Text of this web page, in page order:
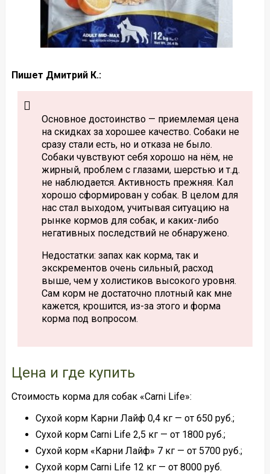
Пишет Дмитрий К.:
Основное достоинство — приемлемая цена
на скидках за хорошее качество. Собаки не
сразу стали есть, но и отказа не было.
Собаки чувствуют себя хорошо на нём, не
жирный, проблем с глазами, шерстью и т.д.
не наблюдается. Активность прежняя. Кал
хорошо сформирован у собак. В целом для
нас стал выходом, учитывая ситуацию на
рынке кормов для собак, и каких-либо
негативных последствий не обнаружено.
Недостатки: запах как корма, так и
экскрементов очень сильный, расход
выше, чем у холистиков высокого уровня.
Сам корм не достаточно плотный как мне
кажется, крошится, из-за этого и форма
корма под вопросом.
Цена и где купить
Стоимость корма для собак «Carni Life»:
Сухой корм Карни Лайф 0,4 кг — от 650 руб.;
Сухой корм Carni Life 2,5 кг — от 1800 руб.;
Сухой корм «Карни Лайф» 7 кг — от 5700 руб.;
Сухой корм Carni Life 12 кг — от 8000 руб.